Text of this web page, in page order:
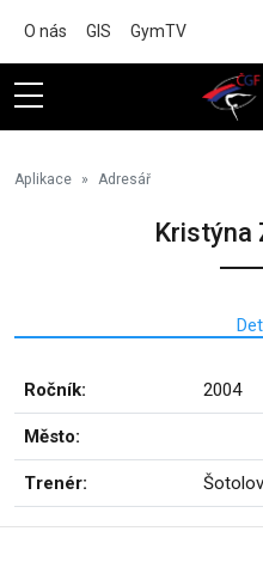
O nás GIS GymTV
Aplikace Adresář
Kristýna
Ročník: 2004
Město:
Trenér: